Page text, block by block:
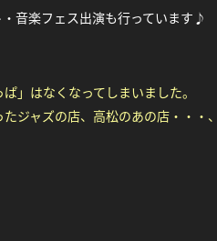
音楽フェス出演も行っています♪
」はなくなってしまいました。
ャズの店、高松のあの店・・・